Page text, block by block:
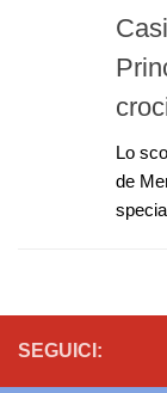
Lo
de
SEGUICI: